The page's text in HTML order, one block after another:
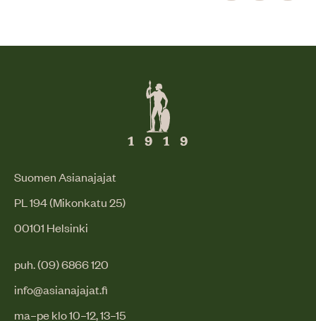
Suomen Asianajajat
PL 194 (Mikonkatu 25)
00101 Helsinki
puh. (09) 6866 120
info@asianajajat.fi
ma–pe klo 10–12, 13–15